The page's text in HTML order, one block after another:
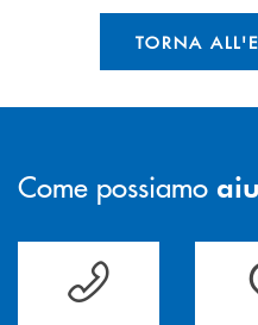
TORNA
Come possiamo
Per ogni necessità compila il